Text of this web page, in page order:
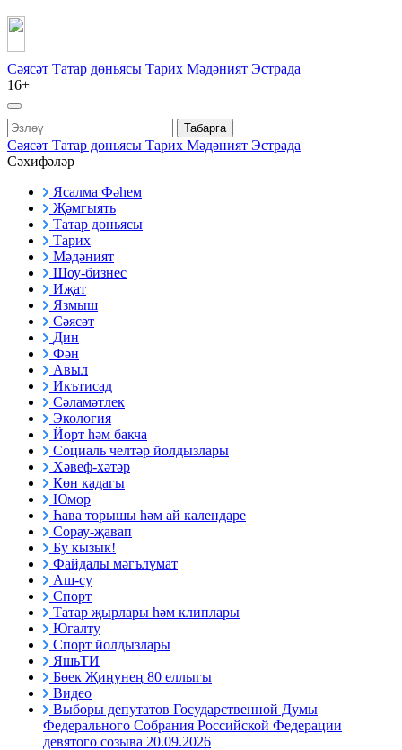
Сәясәт Татар дөньясы Тарих Мәдәният Эстрада
16+
Табарга
Сәясәт Татар дөньясы Тарих Мәдәният Эстрада
Сәхифәләр
Ясалма Фәһем
Җәмгыять
Татар дөньясы
Тарих
Мәдәният
Шоу-бизнес
Иҗат
Язмыш
Сәясәт
Дин
Фән
Авыл
Икътисад
Сәламәтлек
Экология
Йорт һәм бакча
Социаль челтәр йолдызлары
Хәвеф-хәтәр
Көн кадагы
Юмор
Һава торышы һәм ай календаре
Сорау-җавап
Бу кызык!
Файдалы мәгълүмат
Аш-су
Спорт
Татар җырлары һәм клиплары
Югалту
Спорт йолдызлары
ЯшьТИ
Бөек Җиңүнең 80 еллыгы
Видео
Выборы депутатов Государственной Думы
Федерального Собрания Российской Федерации
девятого созыва 20.09.2026